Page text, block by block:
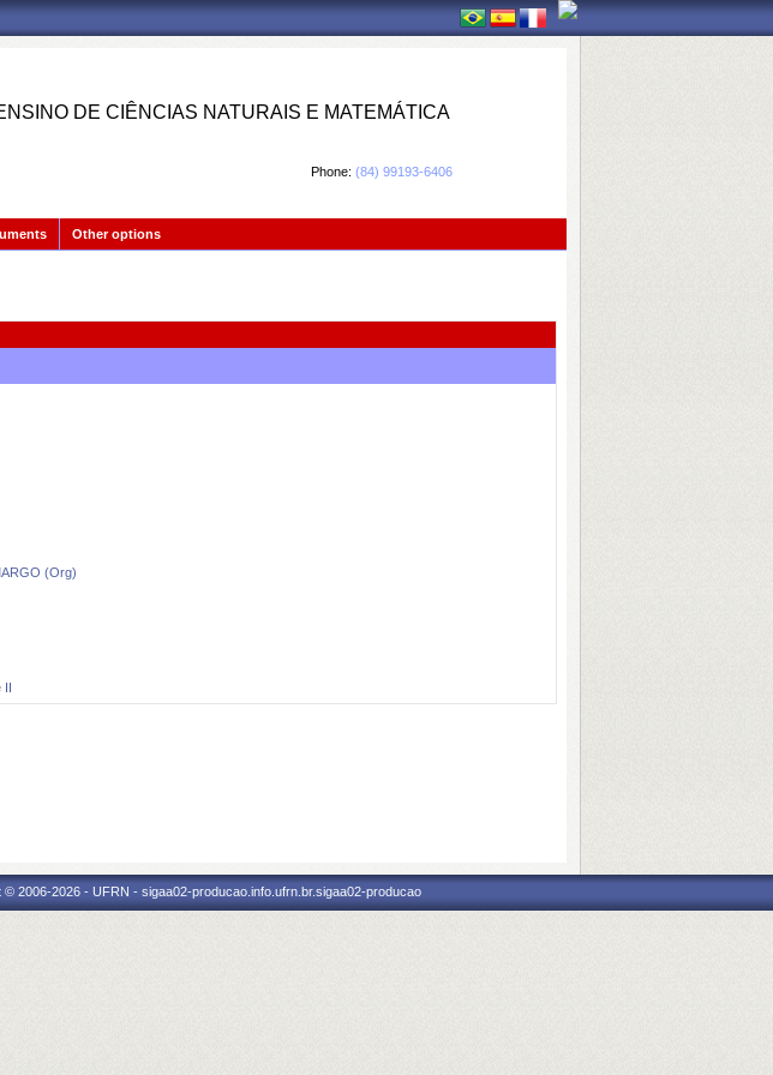
DE CIÊNCIAS NATURAIS E MATEMÁTICA
Phone: (84) 99193-6406
Other options
(Org)
II
2006-2026 - UFRN - sigaa02-producao.info.ufrn.br.sigaa02-producao